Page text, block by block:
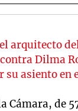
arquitecto
Dilma
su asiento en
Cámara, de